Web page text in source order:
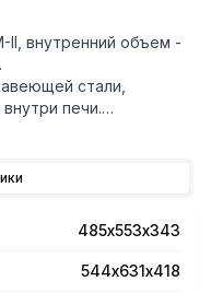
II, внутренний объем -
стали,
печи.
6-минутному
"AutoReset".
485х553х343
544х631х418